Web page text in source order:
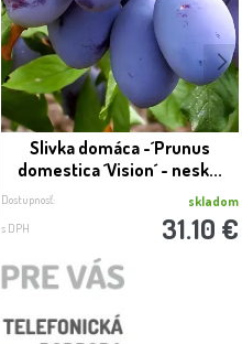
Slivka domáca -´Prunus
domestica ´Vision´ - nesk...
Dostupnosť: skladom
s DPH 31.10 €